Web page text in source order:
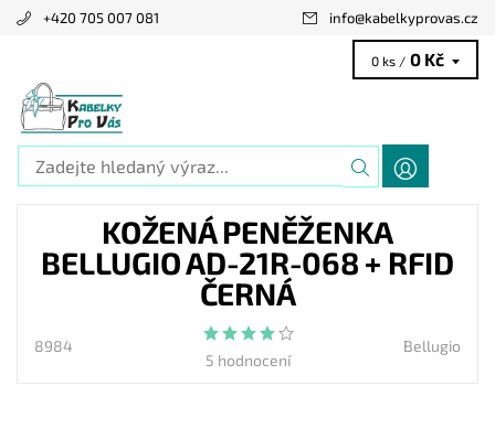
+420 705 007 081 info@kabelkyprovas.cz
0 ks / 0 Kč
KOŽENÁ PENĚŽENKA
BELLUGIO AD-21R-068 + RFID
ČERNÁ
8984
5 hodnocení
Bellugio